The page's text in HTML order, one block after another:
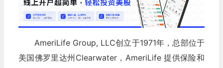
AmeriLife Group, LLC创立于1971年，总部位于
美国佛罗里达州Clearwater，AmeriLife 提供保险和